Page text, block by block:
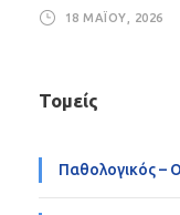
18 ΜΑΪ́ΟΥ, 2026
Τομείς
Παθολογικός –